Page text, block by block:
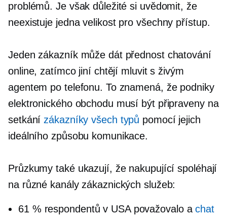
problémů. Je však důležité si uvědomit, že
neexistuje jedna velikost pro všechny přístup.
Jeden zákazník může dát přednost chatování
online, zatímco jiní chtějí mluvit s živým
agentem po telefonu. To znamená, že podniky
elektronického obchodu musí být připraveny na
setkání zákazníky všech typů pomocí jejich
ideálního způsobu komunikace.
Průzkumy také ukazují, že nakupující spoléhají
na různé kanály zákaznických služeb:
61 % respondentů v USA považovalo achat